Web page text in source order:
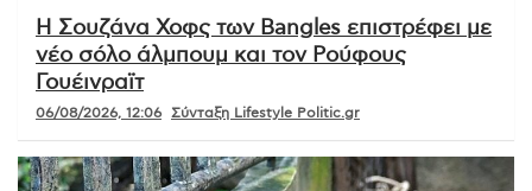
Η Σουζάνα Χοφς των Bangles επιστρέφει με
νέο σόλο άλμπουμ και τον Ρούφους
Γουέινραϊτ
06/08/2026, 12:06 Σύνταξη Lifestyle Politic.gr